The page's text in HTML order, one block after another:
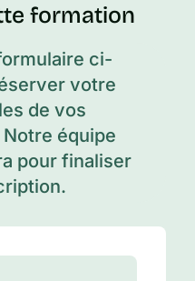
formation
ci-
votre
de vos
équipe
pour finaliser